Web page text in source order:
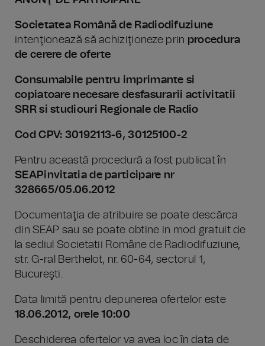
Societatea Română de Radiodifuziune
intenţionează să achiziţioneze prin procedura
de cerere de oferte
Consumabile pentru imprimante si
copiatoare necesare desfasurarii activitatii
SRR si studiouri Regionale de Radio
Cod CPV: 30192113-6, 30125100-2
Pentru această procedură a fost publicat în
SEAPinvitatia de participare nr
328665/05.06.2012
Documentaţia de atribuire se poate descărca
din SEAP sau se poate obtine in mod gratuit de
la sediul Societatii Române de Radiodifuziune,
str. G-ral Berthelot, nr. 60-64, sectorul 1,
Bucureşti.
Data limită pentru depunerea ofertelor este
18.06.2012, orele 10:00
Deschiderea ofertelor va avea loc în data de